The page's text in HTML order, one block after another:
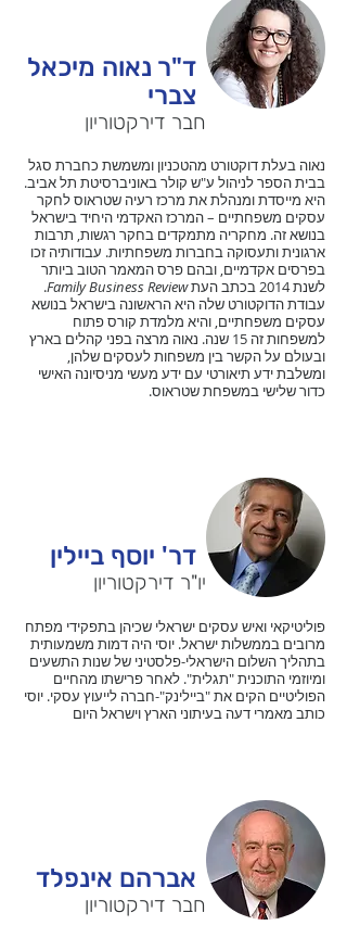
ד"ר נאוה מיכאל
צברי
חבר דירקטוריון
נאוה בעלת דוקטורט מהטכניון ומשמשת כחברת סגל
בבית הספר לניהול ע"ש קולר באוניברסיטת תל אביב.
היא מייסדת ומנהלת את מרכז רעיה שטראוס לחקר
עסקים משפחתיים – המרכז האקדמי היחיד בישראל
בנושא זה. מחקריה מתמקדים בחקר רגשות, תרבות
ארגונית ותעסוקה בחברות משפחתיות. עבודותיה זכו
בפרסים אקדמיים, ובהם פרס המאמר הטוב ביותר
לשנת 2014 בכתב העת
Family Business Review
.
עבודת הדוקטורט שלה היא הראשונה בישראל בנושא
עסקים משפחתיים, והיא מלמדת קורס פתוח
למשפחות זה 15 שנה. נאוה מרצה בפני קהלים בארץ
ובעולם על הקשר בין משפחות לעסקים שלהן,
ומשלבת ידע תיאורטי עם ידע מעשי מניסיונה האישי
כדור שלישי במשפחת שטראוס.
דר' יוסף ביילין
יו"ר דירקטוריון
פוליטיקאי ואיש עסקים ישראלי שכיהן בתפקידי מפתח
מרובים בממשלות ישראל. יוסי היה דמות משמעותית
בתהליך השלום הישראלי-פלסטיני של שנות התשעים
ומיוזמי התוכנית "תגלית". לאחר פרישתו מהחיים
הפוליטיים הקים את "ביילינק"-חברה לייעוץ עסקי. יוסי
כותב מאמרי דעה בעיתוני הארץ וישראל היום
אברהם אינפלד
חבר דירקטוריון